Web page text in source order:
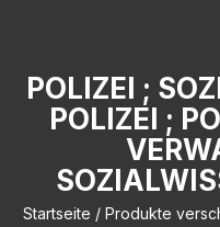
POLIZEI ;
POLIZEI ;
Startseite / Produkte